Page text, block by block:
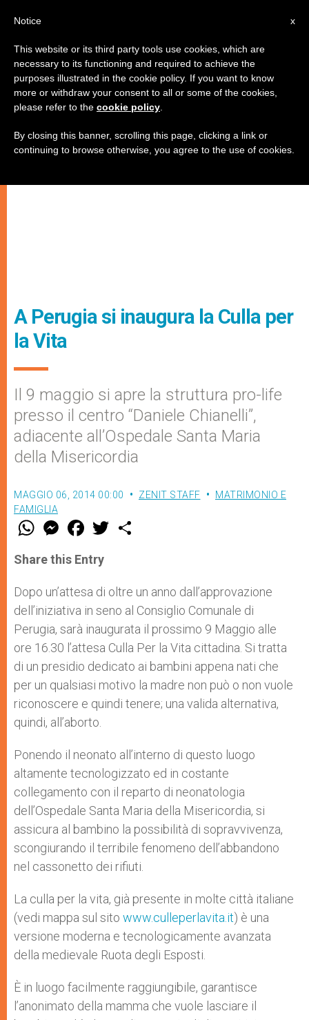
A Perugia si inaugura la Culla per
la Vita
Il 9 maggio si apre la struttura pro-life
presso il centro “Daniele Chianelli”,
adiacente all’Ospedale Santa Maria
della Misericordia
MAGGIO 06, 2014 00:00 ZENIT STAFF
MATRIMONIO E
FAMIGLIA
W
t
s
p
p
M
e
s
e
g
e
r
F
a
e
b
o
k
w
r
Share this Entry
Dopo un’attesa di oltre un anno dall’approvazione
dell’iniziativa in seno al Consiglio Comunale di
Perugia, sarà inaugurata il prossimo 9 Maggio alle
ore 16.30 l’attesa Culla Per la Vita cittadina. Si tratta
di un presidio dedicato ai bambini appena nati che
per un qualsiasi motivo la madre non può o non vuole
riconoscere e quindi tenere; una valida alternativa,
quindi, all’aborto.
Ponendo il neonato all’interno di questo luogo
altamente tecnologizzato ed in costante
collegamento con il reparto di neonatologia
dell’Ospedale Santa Maria della Misericordia, si
assicura al bambino la possibilità di sopravvivenza,
scongiurando il terribile fenomeno dell’abbandono
nel cassonetto dei rifiuti.
La culla per la vita, già presente in molte città italiane
(vedi mappa sul sito www.culleperlavita.it) è una
versione moderna e tecnologicamente avanzata
della medievale Ruota degli Esposti.
È in luogo facilmente raggiungibile, garantisce
l’anonimato della mamma che vuole lasciare il
x
Notice
This website or its third party tools use cookies, which are
necessary to its functioning and required to achieve the
purposes illustrated in the cookie policy. If you want to know
more or withdraw your consent to all or some of the cookies,
please refer to the cookie policy
By closing this banner, scrolling this page, clicking a link or
continuing to browse otherwise, you agree to the use of cookies.